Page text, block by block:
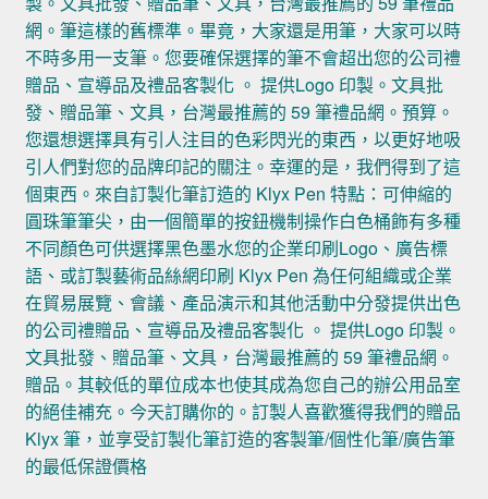
網。筆這樣的舊標準。畢竟，大家還是用筆，大家可以時
不時多用一支筆。您要確保選擇的筆不會超出您的公司禮
贈品、宣導品及禮品客製化 。 提供Logo 印製。文具批
發、贈品筆、文具，台灣最推薦的 59 筆禮品網。預算。
您還想選擇具有引人注目的色彩閃光的東西，以更好地吸
引人們對您的品牌印記的關注。幸運的是，我們得到了這
個東西。來自訂製化筆訂造的 Klyx Pen 特點：可伸縮的
圓珠筆筆尖，由一個簡單的按鈕機制操作白色桶飾有多種
不同顏色可供選擇黑色墨水您的企業印刷Logo、廣告標
語、或訂製藝術品絲網印刷 Klyx Pen 為任何組織或企業
在貿易展覽、會議、產品演示和其他活動中分發提供出色
的公司禮贈品、宣導品及禮品客製化 。 提供Logo 印製。
文具批發、贈品筆、文具，台灣最推薦的 59 筆禮品網。
贈品。其較低的單位成本也使其成為您自己的辦公用品室
的絕佳補充。今天訂購你的。訂製人喜歡獲得我們的贈品
Klyx 筆，並享受訂製化筆訂造的客製筆/個性化筆/廣告筆
的最低保證價格